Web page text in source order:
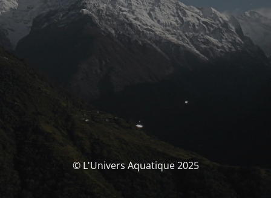
© L'Univers Aquatique 2025